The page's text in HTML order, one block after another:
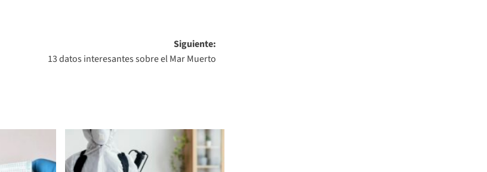
Siguiente:
13 datos interesantes sobre el Mar Muerto